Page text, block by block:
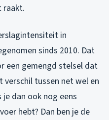
raakt.
in
sinds 2010. Dat
een gemengd stelsel dat
verschil tussen net wel en
dan ook nog eens
hebt? Dan ben je de